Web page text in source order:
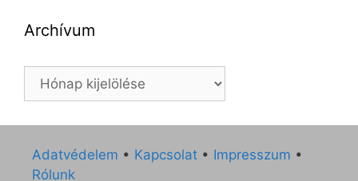
Archívum
Archívum
Adatvédelem • Kapcsolat • Impresszum •
Rólunk